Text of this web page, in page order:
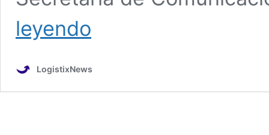
leyendo
Galardón
2022
LogistixNews